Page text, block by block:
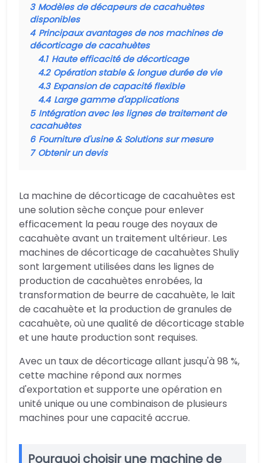
3 Modèles de décapeurs de cacahuètes
disponibles
4 Principaux avantages de nos machines de
décorticage de cacahuètes
4.1 Haute efficacité de décorticage
4.2 Opération stable & longue durée de vie
4.3 Expansion de capacité flexible
4.4 Large gamme d'applications
5 Intégration avec les lignes de traitement de
cacahuètes
6 Fourniture d'usine & Solutions sur mesure
7 Obtenir un devis
La machine de décorticage de cacahuètes est
une solution sèche conçue pour enlever
efficacement la peau rouge des noyaux de
cacahuète avant un traitement ultérieur. Les
machines de décorticage de cacahuètes Shuliy
sont largement utilisées dans les lignes de
production de cacahuètes enrobées, la
transformation de beurre de cacahuète, le lait
de cacahuète et la production de granules de
cacahuète, où une qualité de décorticage stable
et une haute production sont requises.
Avec un taux de décorticage allant jusqu'à 98 %,
cette machine répond aux normes
d'exportation et supporte une opération en
unité unique ou une combinaison de plusieurs
machines pour une capacité accrue.
Pourquoi choisir une machine de